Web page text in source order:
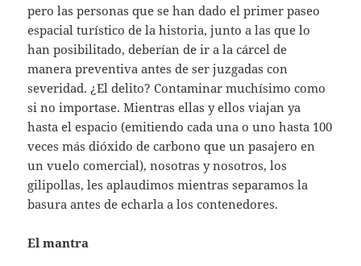
pero las personas que se han dado el primer paseo
espacial turístico de la historia, junto a las que lo
han posibilitado, deberían de ir a la cárcel de
manera preventiva antes de ser juzgadas con
severidad. ¿El delito? Contaminar muchísimo como
si no importase. Mientras ellas y ellos viajan ya
hasta el espacio (emitiendo cada una o uno hasta 100
veces más dióxido de carbono que un pasajero en
un vuelo comercial), nosotras y nosotros, los
gilipollas, les aplaudimos mientras separamos la
basura antes de echarla a los contenedores.
El mantra